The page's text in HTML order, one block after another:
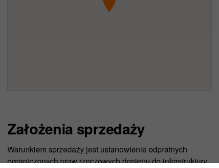
Założenia sprzedaży
Warunkiem sprzedaży jest ustanowienie odpłatnych
ograniczonych praw rzeczowych dostępu do infrastruktury